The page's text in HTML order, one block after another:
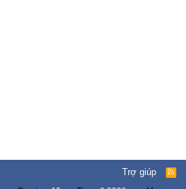
Trợ giúp
R